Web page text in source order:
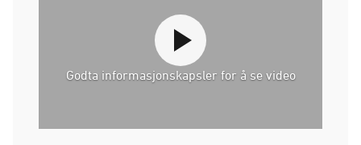
Godta informasjonskapsler for å se video